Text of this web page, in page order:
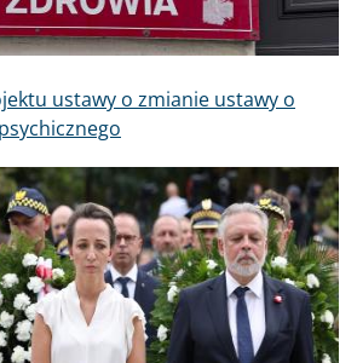
ustawy o zmianie ustawy o